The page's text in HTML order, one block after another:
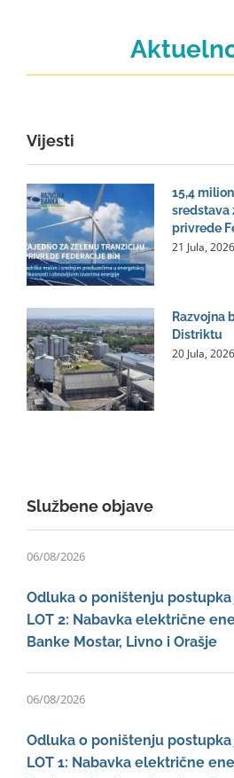
Vijesti
15,4
sredstava
privrede
21 Jula, 2026
Razvojna
Distriktu
20 Jula, 2026
Službene objave
06/08/2026
Odluka o poništenju
LOT 2: Nabavka električne
Banke Mostar, Livno i Orašje
06/08/2026
Odluka o poništenju
LOT 1: Nabavka električne